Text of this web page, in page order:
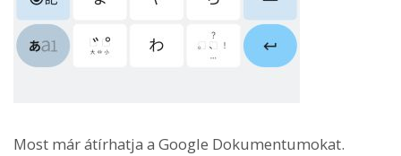
Most már átírhatja a Google Dokumentumokat.